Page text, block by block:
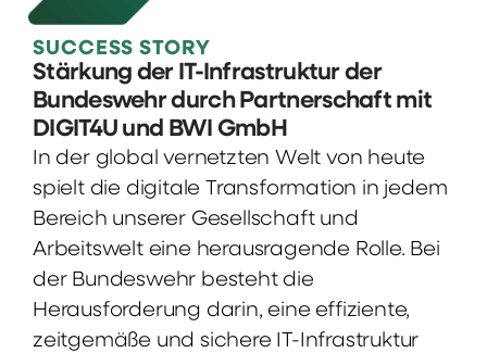
SUCCESS STORY
Stärkung der IT-Infrastruktur der
Bundeswehr durch Partnerschaft mit
DIGIT4U und BWI GmbH
In der global vernetzten Welt von heute
spielt die digitale Transformation in jedem
Bereich unserer Gesellschaft und
Arbeitswelt eine herausragende Rolle. Bei
der Bundeswehr besteht die
Herausforderung darin, eine effiziente,
zeitgemäße und sichere IT-Infrastruktur